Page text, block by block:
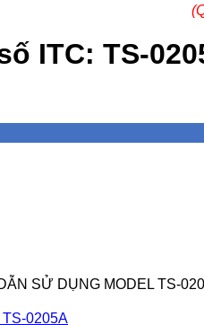
ITC: TS-
SỬ DỤNG MODEL TS-